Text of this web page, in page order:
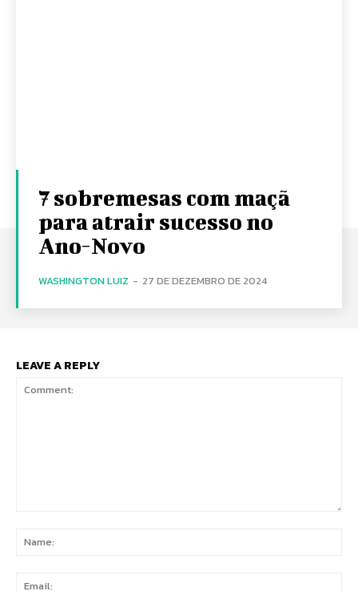
7 sobremesas com maçã
para atrair sucesso no
Ano-Novo
WASHINGTON LUIZ - 27 DE DEZEMBRO DE 2024
LEAVE A REPLY